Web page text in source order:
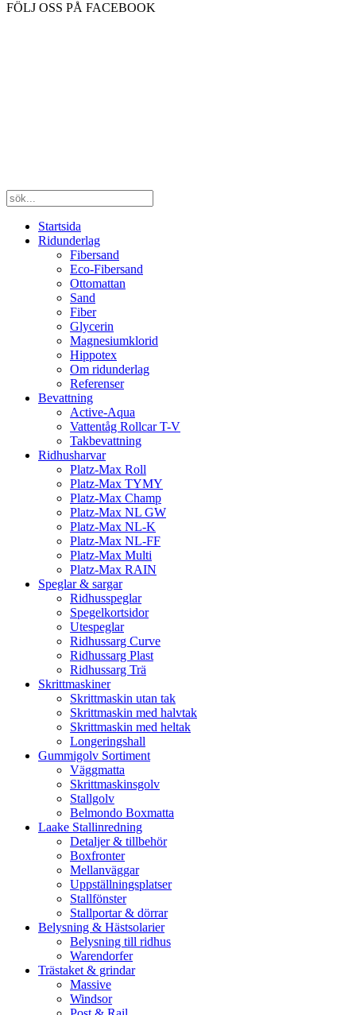
FÖLJ OSS PÅ FACEBOOK
Startsida
Ridunderlag
Fibersand
Eco-Fibersand
Ottomattan
Sand
Fiber
Glycerin
Magnesiumklorid
Hippotex
Om ridunderlag
Referenser
Bevattning
Active-Aqua
Vattentåg Rollcar T-V
Takbevattning
Ridhusharvar
Platz-Max Roll
Platz-Max TYMY
Platz-Max Champ
Platz-Max NL GW
Platz-Max NL-K
Platz-Max NL-FF
Platz-Max Multi
Platz-Max RAIN
Speglar & sargar
Ridhusspeglar
Spegelkortsidor
Utespeglar
Ridhussarg Curve
Ridhussarg Plast
Ridhussarg Trä
Skrittmaskiner
Skrittmaskin utan tak
Skrittmaskin med halvtak
Skrittmaskin med heltak
Longeringshall
Gummigolv Sortiment
Väggmatta
Skrittmaskinsgolv
Stallgolv
Belmondo Boxmatta
Laake Stallinredning
Detaljer & tillbehör
Boxfronter
Mellanväggar
Uppställningsplatser
Stallfönster
Stallportar & dörrar
Belysning & Hästsolarier
Belysning till ridhus
Warendorfer
Trästaket & grindar
Massive
Windsor